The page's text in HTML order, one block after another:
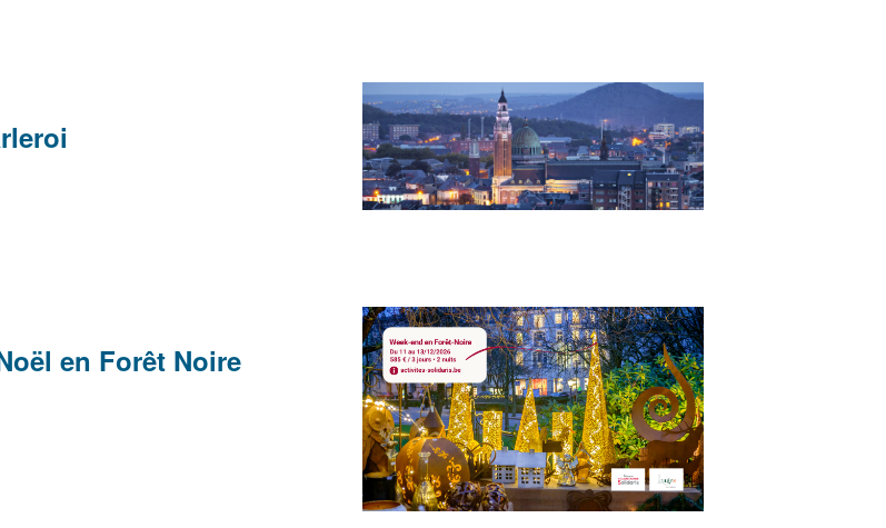
en Forêt Noire